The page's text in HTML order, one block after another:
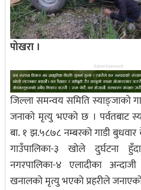
पोखरा ।
Advertisement
जिल्ला समन्वय समिति स्याङ्जाको
जनाको मृत्यु भएको छ । पर्वतबाट
बा. १ झ.५८७८ नम्बरको गाडी बुधवार
गाउँपालिका-३ खोले दुर्घटना
नगरपालिका-४ एलादीका
खनालको मृत्यु भएको प्रहरीले